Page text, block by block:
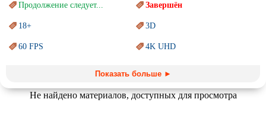
Продолжение следует... Завершён
18+ 3D
60 FPS 4K UHD
Marvel PIXAR
Показать больше ►
Не найдено материалов, доступных для просмотра